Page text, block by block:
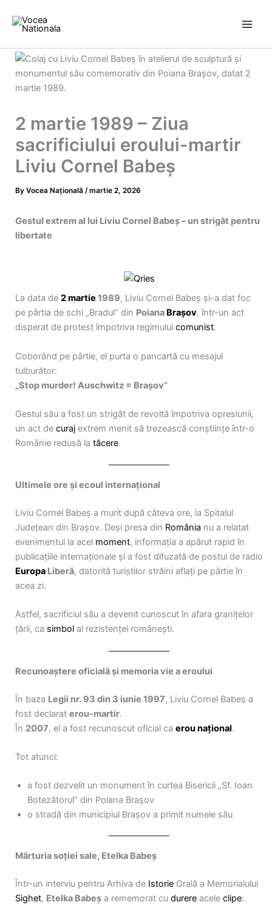
content
2 martie 1989 – Ziua
sacrificiului eroului-martir
Liviu Cornel Babeș
By Vocea Națională /martie 2, 2026
Gestul extrem al lui Liviu Cornel Babeș – un strigăt pentru
libertate
La data de 2 martie 1989, Liviu Cornel Babeș și-a dat foc
pe pârtia de schi „Bradul” din Poiana Brașov, într-un act
disperat de protest împotriva regimului comunist.
Coborând pe pârtie, el purta o pancartă cu mesajul
tulburător:
„Stop murder! Auschwitz = Brașov”
Gestul său a fost un strigăt de revoltă împotriva opresiunii,
un act de curaj extrem menit să trezească conștiințe într-o
Românie redusă la tăcere.
Ultimele ore și ecoul internațional
Liviu Cornel Babeș a murit după câteva ore, la Spitalul
Județean din Brașov. Deși presa din România nu a relatat
evenimentul la acel moment, informația a apărut rapid în
publicațiile internaționale și a fost difuzată de postul de radio
Europa Liberă, datorită turiștilor străini aflați pe pârtie în
acea zi.
Astfel, sacrificiul său a devenit cunoscut în afara granițelor
țării, ca simbol al rezistenței românești.
Recunoaștere oficială și memoria vie a eroului
În baza Legii nr. 93 din 3 iunie 1997, Liviu Cornel Babeș a
fost declarat erou-martir.
În 2007, el a fost recunoscut oficial ca erou național.
Tot atunci:
a fost dezvelit un monument în curtea Bisericii „Sf. Ioan
Botezătorul” din Poiana Brașov
o stradă din municipiul Brașov a primit numele său
Mărturia soției sale, Etelka Babeș
Într-un interviu pentru Arhiva de Istorie Orală a Memorialului
Sighet, Etelka Babeș a rememorat cu durere acele clipe: